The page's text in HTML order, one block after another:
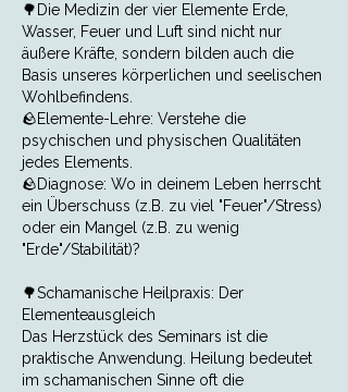
🌳Die Medizin der vier Elemente Erde,
Wasser, Feuer und Luft sind nicht nur
äußere Kräfte, sondern bilden auch die
Basis unseres körperlichen und seelischen
Wohlbefindens.
🪨Elemente-Lehre: Verstehe die
psychischen und physischen Qualitäten
jedes Elements.
🪨Diagnose: Wo in deinem Leben herrscht
ein Überschuss (z.B. zu viel "Feuer"/Stress)
oder ein Mangel (z.B. zu wenig
"Erde"/Stabilität)?
🌳Schamanische Heilpraxis: Der
Elementeausgleich
Das Herzstück des Seminars ist die
praktische Anwendung. Heilung bedeutet
im schamanischen Sinne oft die